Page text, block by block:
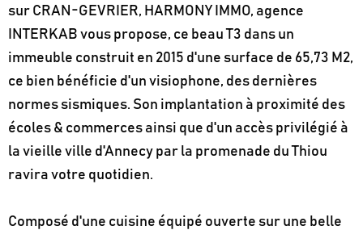
sur CRAN-GEVRIER, HARMONY IMMO, agence
INTERKAB vous propose, ce beau T3 dans un
immeuble construit en 2015 d'une surface de 65,73 M2,
ce bien bénéficie d'un visiophone, des dernières
normes sismiques. Son implantation à proximité des
écoles & commerces ainsi que d'un accès privilégié à
la vieille ville d'Annecy par la promenade du Thiou
ravira votre quotidien.
Composé d'une cuisine équipé ouverte sur une belle